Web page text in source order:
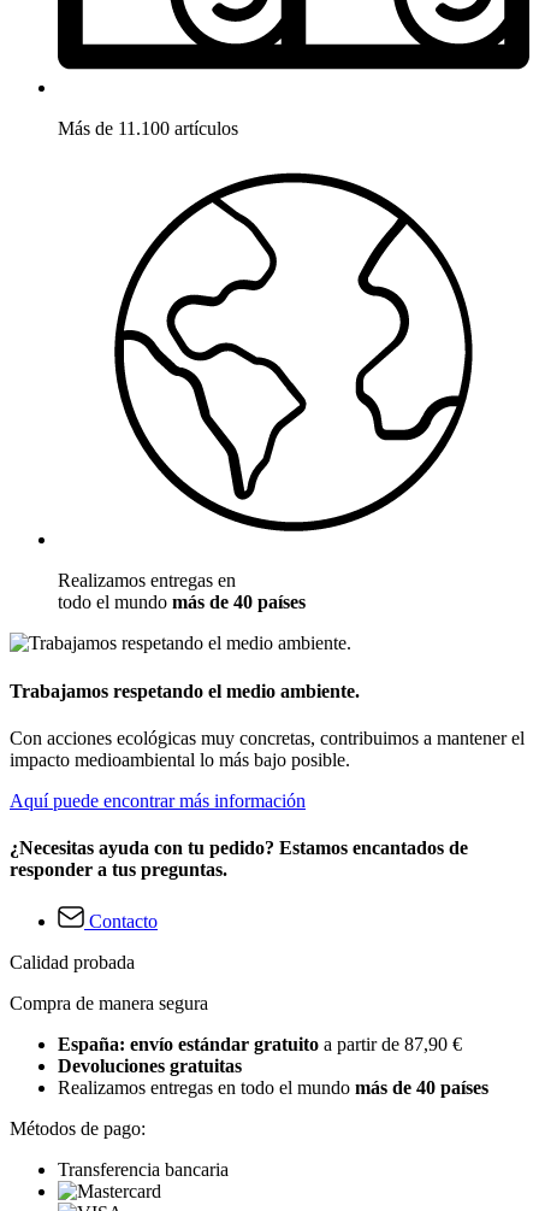
Más de 11.100 artículos
Realizamos entregas en
todo el mundo más de 40 países
Trabajamos respetando el medio ambiente.
Con acciones ecológicas muy concretas, contribuimos a mantener el
impacto medioambiental lo más bajo posible.
Aquí puede encontrar más información
¿Necesitas ayuda con tu pedido? Estamos encantados de
responder a tus preguntas.
Contacto
Calidad probada
Compra de manera segura
España: envío estándar gratuito a partir de 87,90 €
Devoluciones gratuitas
Realizamos entregas en todo el mundo más de 40 países
Métodos de pago:
Transferencia bancaria